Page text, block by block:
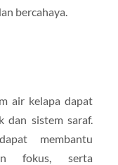
bercahaya.
air kelapa dapat
dan sistem saraf.
membantu
fokus, serta